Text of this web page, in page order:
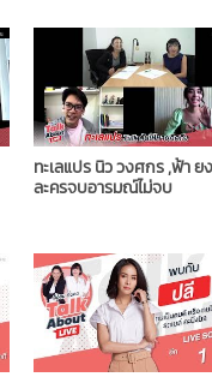
ทะเลแปร นิว วงศกร ,ฟ้า ย
ละครจบอารมณ์ไม่จบ